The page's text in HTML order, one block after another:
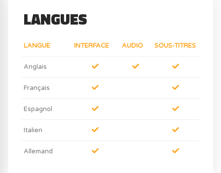
LANGUES
LANGUE INTERFACE AUDIO SOUS-TITRES
Anglais
Français
Espagnol
Italien
Allemand